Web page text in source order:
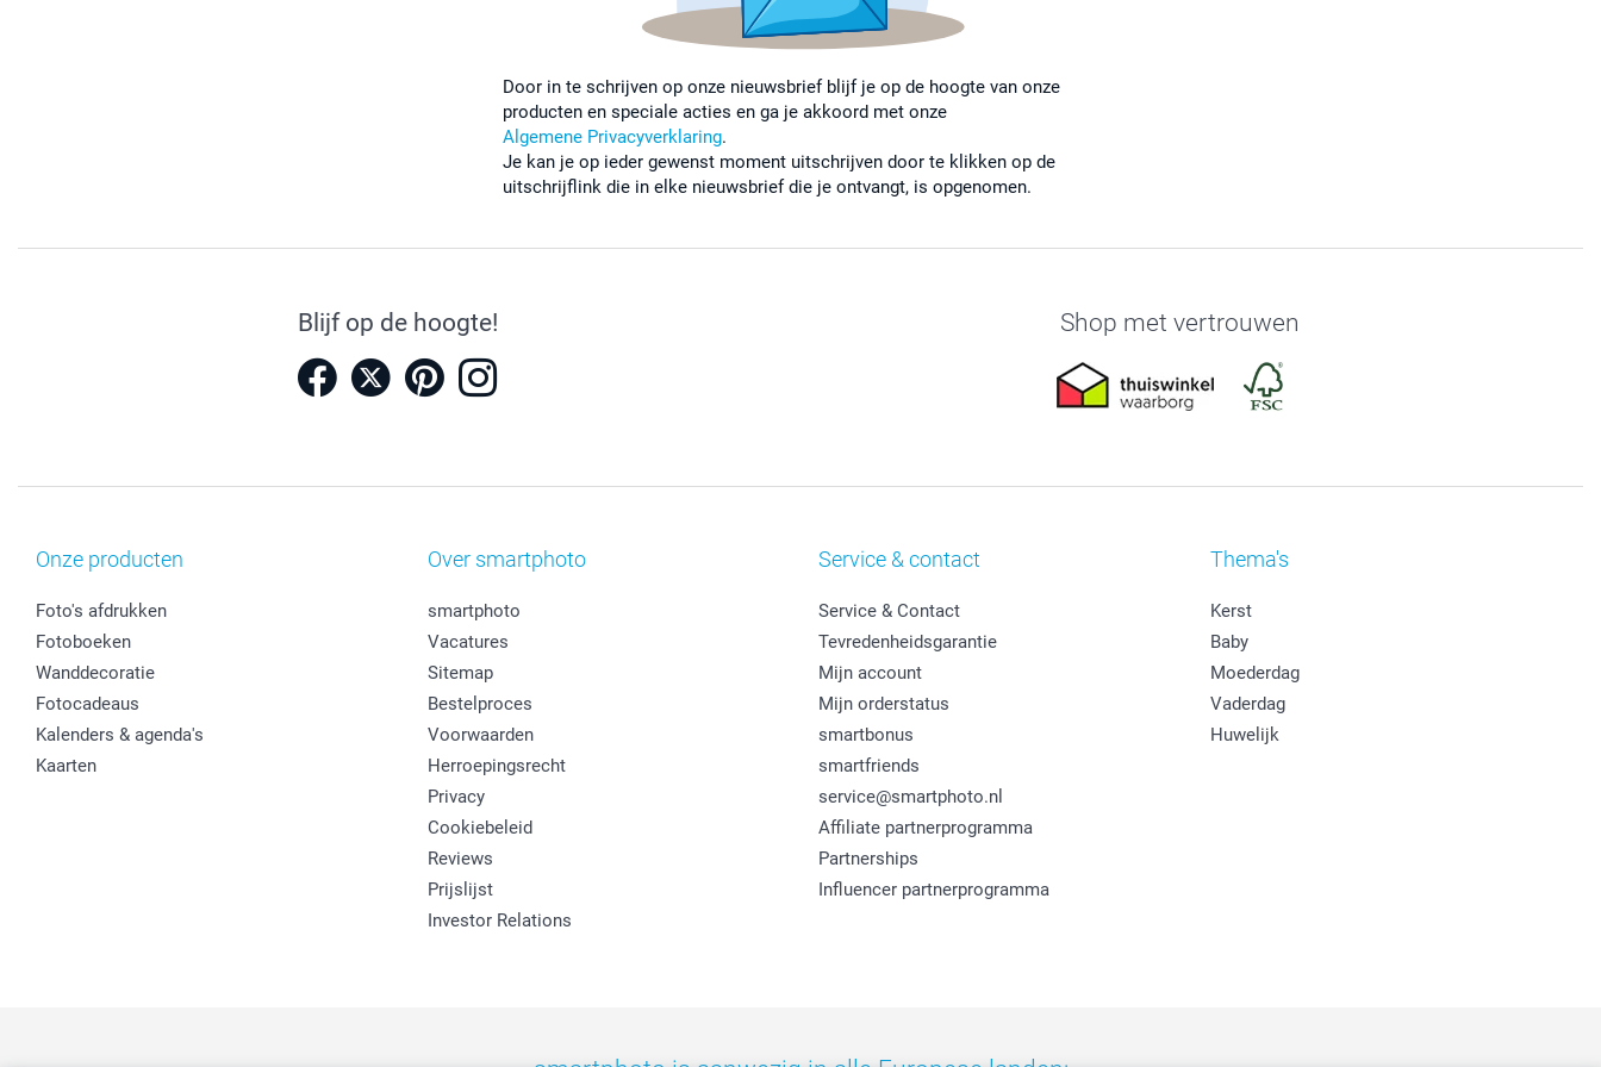
Door in te schrijven op onze nieuwsbrief blijf je op de hoogte van onze
producten en speciale acties en ga je akkoord met onze
Algemene Privacyverklaring.
Je kan je op ieder gewenst moment uitschrijven door te klikken op de
uitschrijflink die in elke nieuwsbrief die je ontvangt, is opgenomen.
Blijf op de hoogte! Shop met vertrouwen
Onze producten
Foto's afdrukken
Fotoboeken
Wanddecoratie
Fotocadeaus
Kalenders & agenda's
Kaarten
Over smartphoto
smartphoto
Vacatures
Sitemap
Bestelproces
Voorwaarden
Herroepingsrecht
Privacy
Cookiebeleid
Reviews
Prijslijst
Investor Relations
Service & contact
Service & Contact
Tevredenheidsgarantie
Mijn account
Mijn orderstatus
smartbonus
smartfriends
service@smartphoto.nl
Affiliate partnerprogramma
Partnerships
Influencer partnerprogramma
Thema's
Kerst
Baby
Moederdag
Vaderdag
Huwelijk